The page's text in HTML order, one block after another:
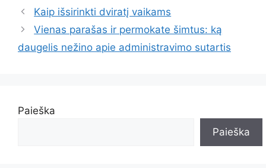
Kaip išsirinkti dviratį vaikams
Vienas parašas ir permokate šimtus: ką
daugelis nežino apie administravimo sutartis
Paieška
Paieška